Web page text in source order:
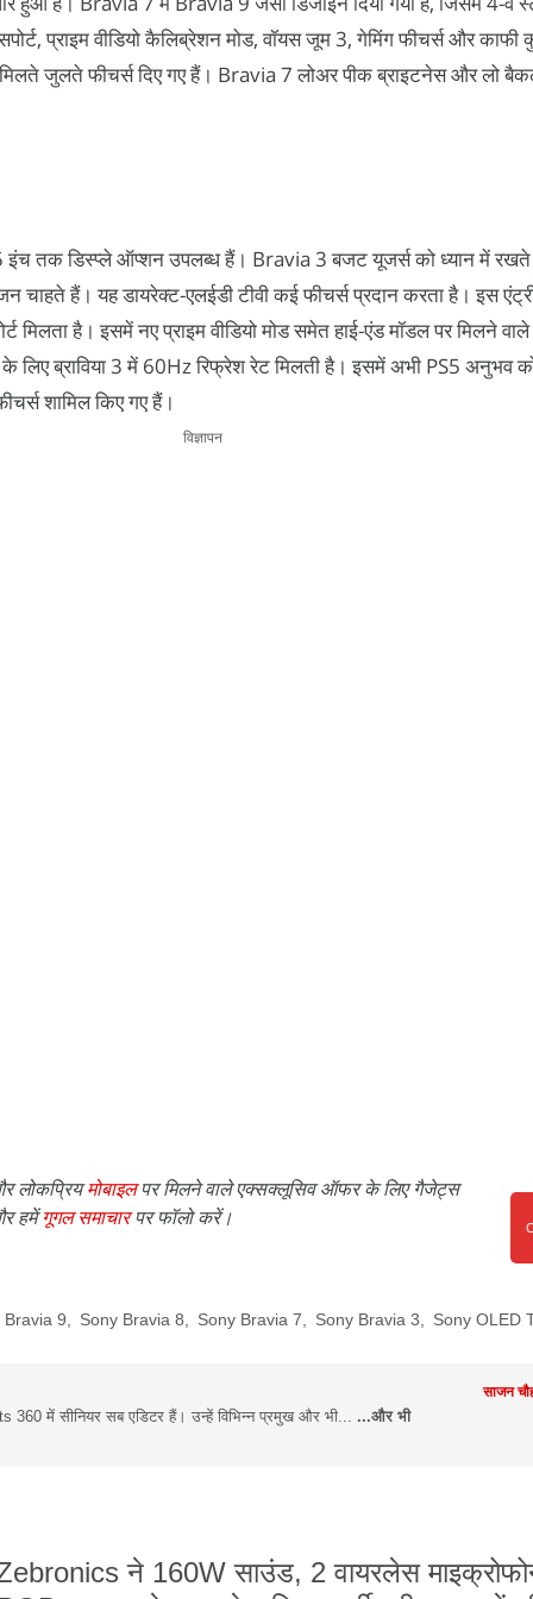
प्राइम वीडियो कैलिब्रेशन मोड, वॉयस जूम 3, गेमिंग फीचर्स और
जुलते फीचर्स दिए गए हैं। Bravia 7 लोअर पीक ब्राइटनेस और लो
तक डिस्प्ले ऑप्शन उपलब्ध हैं। Bravia 3 बजट यूजर्स को ध्यान में रखते
चाहते हैं। यह डायरेक्ट-एलईडी टीवी कई फीचर्स प्रदान करता है। इस
मिलता है। इसमें नए प्राइम वीडियो मोड समेत हाई-एंड मॉडल पर मिलने
लिए ब्राविया 3 में 60Hz रिफ्रेश रेट मिलती है। इसमें अभी PS5 अनुभव
शामिल किए गए हैं।
विज्ञापन
लोकप्रियमोबाइलपर मिलने वाले एक्सक्लूसिव ऑफर के लिए गैजेट्स
हमेंगूगल समाचारपर फॉलो करें।
Bravia 9 Sony Bravia 8 Sony Bravia 7 Sony Bravia 3 Sony OLED
साजन
360 में सीनियर सब एडिटर हैं। उन्हें विभिन्न प्रमुख और भी... ...और भी
ने 160W साउंड, 2 वायरलेस